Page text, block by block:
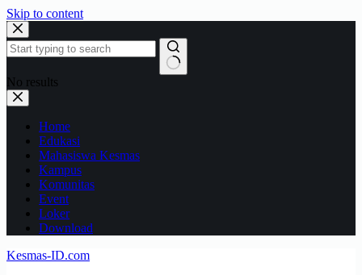
Skip to content
No results
Home
Edukasi
Mahasiswa Kesmas
Kampus
Komunitas
Event
Loker
Download
Kesmas-ID.com